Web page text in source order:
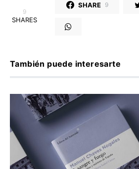
9
SHARES
SHARE 9
También puede interesarte